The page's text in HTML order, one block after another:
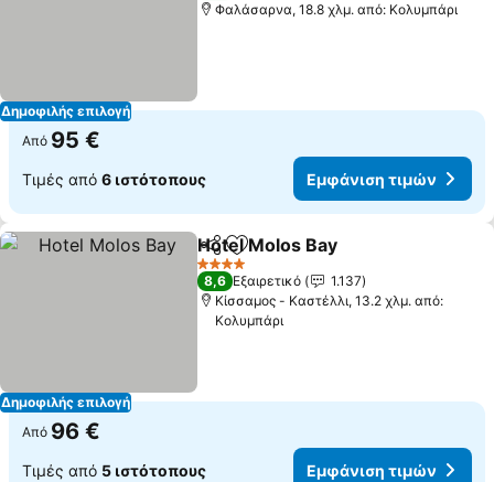
Δημοφιλής επιλογή
Φαλάσαρνα, 18.8 χλμ. από: Κολυμπάρι
Από 95 €
Τιμές από 6 ιστότοπους Εμφάνιση τιμών
Δημοφιλής επιλογή
Κοινοποίηση
Προσθήκη στα αγαπημένα
Hotel Molos Bay
4 Αστέρια
8,6 Εξαιρετικό
1.137
Κίσσαμος - Καστέλλι, 13.2 χλμ. από:
Κολυμπάρι
Από 96 €
Τιμές από 5 ιστότοπους Εμφάνιση τιμών